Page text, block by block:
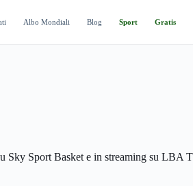
Albo Mondiali Blog Sport Gratis
Sport Basket e in streaming su LBA